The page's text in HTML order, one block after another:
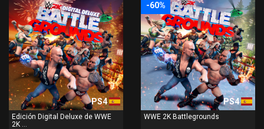
PS4
Edición Digital Deluxe de WWE
2K ...
-60%
PS4
WWE 2K Battlegrounds